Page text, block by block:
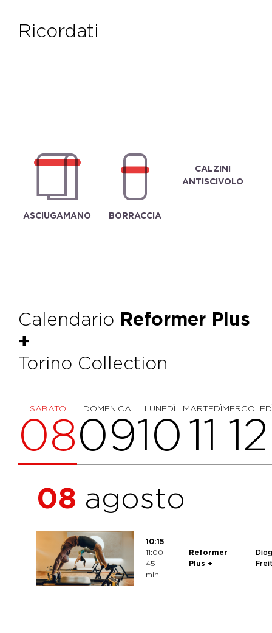
ricordati
ASCIUGAMANO BORRACCIA
CALZINI
ANTISCIVOLO
Calendario Reformer Plus
+
Torino Collection
SABATO
08 DOMENICA
09 LUNEDÌ
10 MARTEDÌ
11 12
08 agosto
10:15
11:00
45
min.
Reformer
Plus +